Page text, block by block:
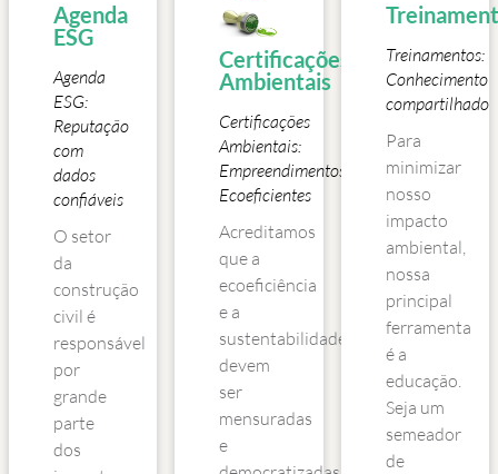
Agenda
ESG
Agenda
ESG:
Reputação
com
dados
confiáveis
O setor
da
construção
civil é
responsável
por
grande
parte
dos
Certificações
Ambientais
Certificações
Ambientais:
Empreendimentos
Ecoeficientes
Acreditamos
que a
ecoeficiência
e a
sustentabilidade
devem
ser
mensuradas
e
Treinamentos:
Conhecimento
compartilhado
Para
minimizar
nosso
impacto
ambiental,
nossa
principal
ferramenta
é a
educação.
Seja um
semeador
de